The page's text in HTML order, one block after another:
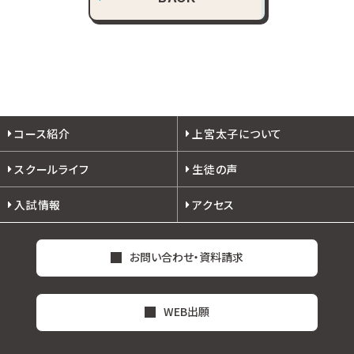
コース紹介 上宮太子について
スクールライフ 生徒の声
入試情報 アクセス
お問い合わせ・資料請求
WEB出願